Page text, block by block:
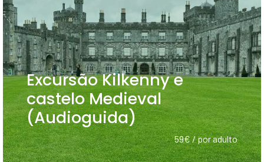
Excursão Kilkenny e
castelo Medieval
(Audioguida)
59€ / por adulto